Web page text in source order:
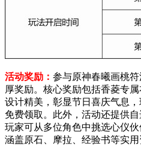
活动奖励： 参与原神春曦画桃
厚奖励。核心奖励包括香菱专
设计精美，彰显节日喜庆气息
免费领取。此外，活动还提供
玩家可从多位角色中挑选心仪
涵盖原石、摩拉、经验书等实